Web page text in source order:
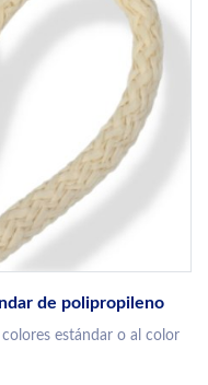
de polipropileno
estándar o al color